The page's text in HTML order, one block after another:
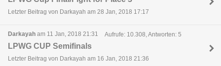
Letzter Beitrag von Darkayah am 28 Jan, 2018 17:17
Darkayah am 11 Jan, 2018 21:31 Aufrufe: 10.308, Antworten: 5
LPWG CUP Semifinals
Letzter Beitrag von Darkayah am 16 Jan, 2018 21:36